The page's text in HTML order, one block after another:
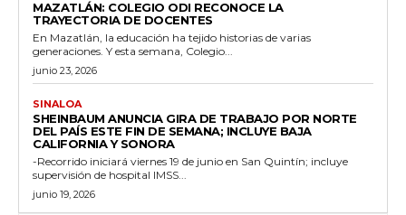
MAZATLÁN: COLEGIO ODI RECONOCE LA
TRAYECTORIA DE DOCENTES
En Mazatlán, la educación ha tejido historias de varias
generaciones. Y esta semana, Colegio...
junio 23, 2026
SINALOA
SHEINBAUM ANUNCIA GIRA DE TRABAJO POR NORTE
DEL PAÍS ESTE FIN DE SEMANA; INCLUYE BAJA
CALIFORNIA Y SONORA
-Recorrido iniciará viernes 19 de junio en San Quintín; incluye
supervisión de hospital IMSS...
junio 19, 2026